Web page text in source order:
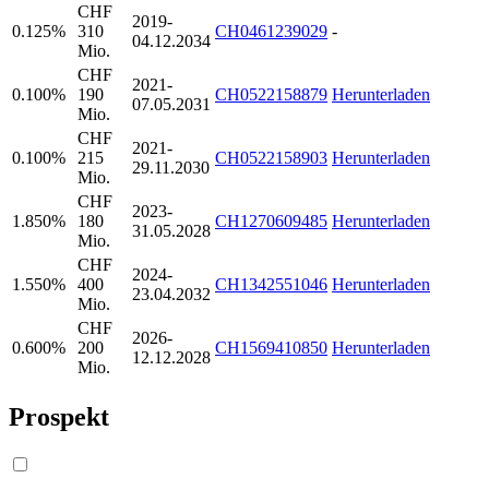
0.125%
CHF
310
Mio.
2019-
04.12.2034
CH0461239029 -
0.100%
CHF
190
Mio.
2021-
07.05.2031
CH0522158879 Herunterladen
0.100%
CHF
215
Mio.
2021-
29.11.2030
CH0522158903 Herunterladen
1.850%
CHF
180
Mio.
2023-
31.05.2028
CH1270609485 Herunterladen
1.550%
CHF
400
Mio.
2024-
23.04.2032
CH1342551046 Herunterladen
0.600%
CHF
200
Mio.
2026-
12.12.2028
CH1569410850 Herunterladen
Prospekt